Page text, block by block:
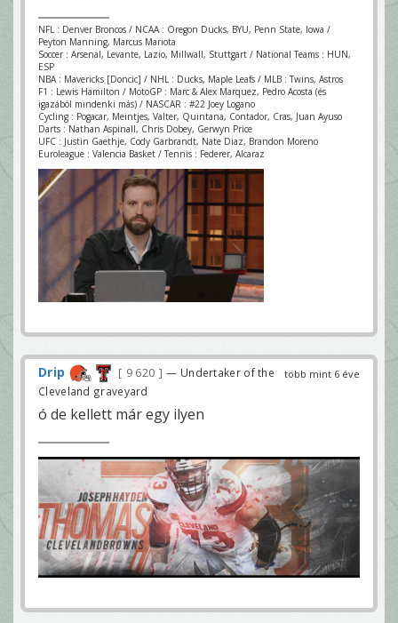
NFL : Denver Broncos / NCAA : Oregon Ducks, BYU, Penn State, Iowa /
Peyton Manning, Marcus Mariota
Soccer : Arsenal, Levante, Lazio, Millwall, Stuttgart / National Teams : HUN,
ESP
NBA : Mavericks [Doncic] / NHL : Ducks, Maple Leafs / MLB : Twins, Astros
F1 : Lewis Hamilton / MotoGP : Marc & Alex Marquez, Pedro Acosta (és
igazából mindenki más) / NASCAR : #22 Joey Logano
Cycling : Pogacar, Meintjes, Valter, Quintana, Contador, Cras, Juan Ayuso
Darts : Nathan Aspinall, Chris Dobey, Gerwyn Price
UFC : Justin Gaethje, Cody Garbrandt, Nate Diaz, Brandon Moreno
Euroleague : Valencia Basket / Tennis : Federer, Alcaraz
több mint 6 éve
Drip 9 620
— Undertaker of the
Cleveland graveyard
ó de kellett már egy ilyen